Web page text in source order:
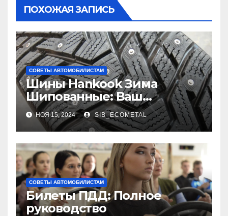
ПОХОЖАЯ ЗАПИСЬ
СОВЕТЫ АВТОМОБИЛИСТАМ
Шины Hankook Зима
Шипованные: Ваш
Надежный Партнёр на
Снежных Дорогах
НОЯ 15, 2024 SIB_ECOMETAL
СОВЕТЫ АВТОМОБИЛИСТАМ
Билеты ПДД: Полное
руководство